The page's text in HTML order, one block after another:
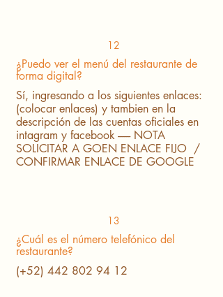
12
¿Puedo ver el menú del restaurante de
forma digital?
Sí, ingresando a los siguientes enlaces:
(colocar enlaces) y tambien en la
descripción de las cuentas oficiales en
intagram y facebook ------ NOTA
SOLICITAR A GOEN ENLACE FIJO /
CONFIRMAR ENLACE DE GOOGLE
13
¿Cuál es el número telefónico del
restaurante?
(+52) 442 802 94 12